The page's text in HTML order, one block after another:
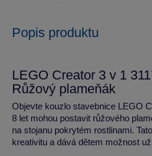
Popis produktu
LEGO Creator 3 v 1
Růžový plameňák
Objevte kouzlo stavebnice LEGO
8 let mohou postavit růžového
na stojanu pokrytém rostlinami.
kreativitu a dává dětem možnost